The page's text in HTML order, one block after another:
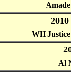
2010
WH
Al